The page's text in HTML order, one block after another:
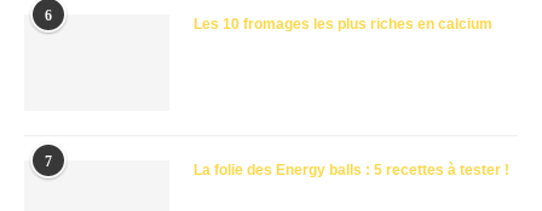
6 Les 10 fromages les plus riches en calcium
7 La folie des Energy balls : 5 recettes à tester !